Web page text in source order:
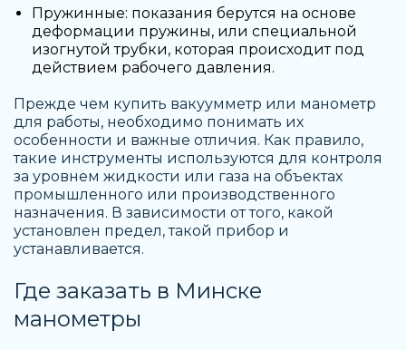
Пружинные: показания берутся на основе
деформации пружины, или специальной
изогнутой трубки, которая происходит под
действием рабочего давления.
Прежде чем купить вакуумметр или манометр
для работы, необходимо понимать их
особенности и важные отличия. Как правило,
такие инструменты используются для контроля
за уровнем жидкости или газа на объектах
промышленного или производственного
назначения. В зависимости от того, какой
установлен предел, такой прибор и
устанавливается.
Где заказать в Минске
манометры